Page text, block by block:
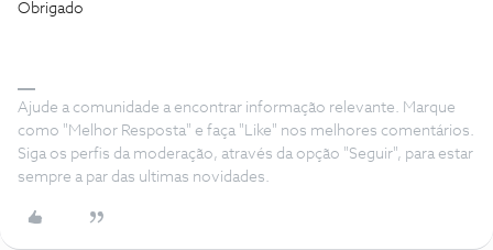
Obrigado
Ajude a comunidade a encontrar informação relevante. Marque
como "Melhor Resposta" e faça "Like" nos melhores comentários.
Siga os perfis da moderação, através da opção "Seguir", para estar
sempre a par das ultimas novidades.